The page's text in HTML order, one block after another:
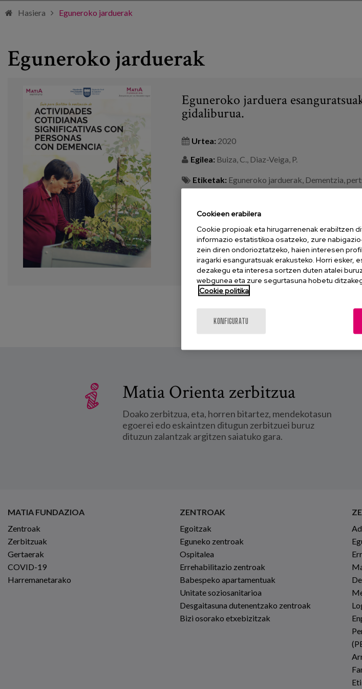
Hasiera Eguneroko jarduerak
Eguneroko jarduerak
Eguneroko jarduera
gidaliburua.
Urtea: 2020
Egilea: Buiza, C., Diaz-Veiga, P.
Etiketak: Eguneroko jarduerak, Dementzia,
gerontologikoak,egoitzak,etxeko arreta
Matia Orienta zerbitzua
Doako zerbitzua, eta, horren bitartez, mendekotasun
egoerei edo eskaintzen ditugun zerbitzuei buruz
dituzun zalantzak argitzen saiatuko gara.
MATIA FUNDAZIOA
Zentroak
Zerbitzuak
Gertaerak
COVID-19
Harremanetarako
ZENTROAK
Egoitzak
Eguneko zentroak
Ospitalea
Errehabilitazio zentroak
Babespeko apartamentuak
Unitate soziosanitarioa
Desgaitasuna dutenentzako zentroak
Bizi osorako etxebizitzak
Cookieen erabilera
Cookie propioak eta hirugarrenenak erabiltzen
informazio estatistikoa osatzeko, zure
zein diren ondorioztatzeko, haien interesen
iragarki esanguratsuak erakusteko. Horri esker,
dezakegu eta interesa sortzen duten atalei
webgunea eta zure segurtasuna hobetu
Cookie politika
KONFIGURATU